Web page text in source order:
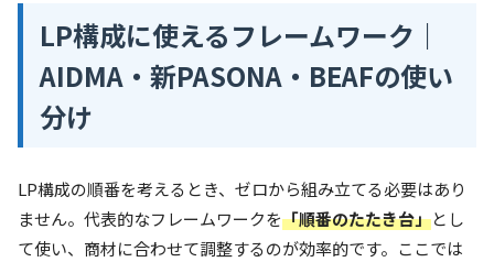
LP構成に使えるフレームワーク｜
AIDMA・新PASONA・BEAFの使い
分け
LP構成の順番を考えるとき、ゼロから組み立てる必要はあり
ません。代表的なフレームワークを「順番のたたき台」とし
て使い、商材に合わせて調整するのが効率的です。ここでは